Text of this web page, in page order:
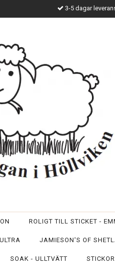
3-5 dagar
ROLIGT TILL STICKET -
JAMIESON'S OF
SOAK - ULLTVÄTT